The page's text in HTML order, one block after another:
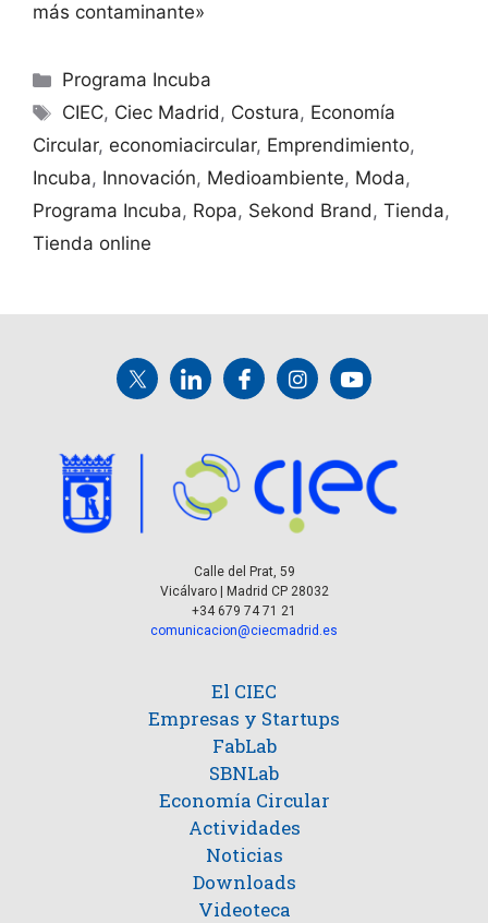
más contaminante»
Programa Incuba
CIEC, Ciec Madrid, Costura, Economía
Circular, economiacircular, Emprendimiento,
Incuba, Innovación, Medioambiente, Moda,
Programa Incuba, Ropa, Sekond Brand, Tienda,
Tienda online
Calle del Prat, 59
Vicálvaro | Madrid CP 28032
+34 679 74 71 21
comunicacion@ciecmadrid.es
El CIEC
Empresas y Startups
FabLab
SBNLab
Economía Circular
Actividades
Noticias
Downloads
Videoteca